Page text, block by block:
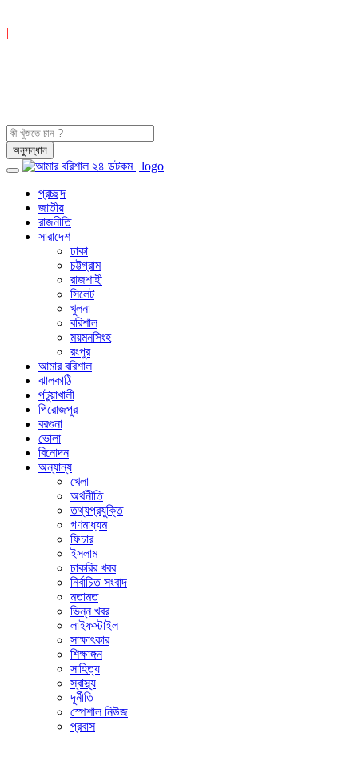
|
প্রচ্ছদ
জাতীয়
রাজনীতি
সারাদেশ
ঢাকা
চট্টগ্রাম
রাজশাহী
সিলেট
খুলনা
বরিশাল
ময়মনসিংহ
রংপুর
আমার বরিশাল
ঝালকাঠি
পটুয়াখালী
পিরোজপুর
বরগুনা
ভোলা
বিনোদন
অন্যান্য
খেলা
অর্থনীতি
তথ্যপ্রযুক্তি
গণমাধ্যম
ফিচার
ইসলাম
চাকরির খবর
নির্বাচিত সংবাদ
মতামত
ভিন্ন খবর
লাইফস্টাইল
সাক্ষাৎকার
শিক্ষাঙ্গন
সাহিত্য
স্বাস্থ্য
দূর্নীতি
স্পেশাল নিউজ
প্রবাস